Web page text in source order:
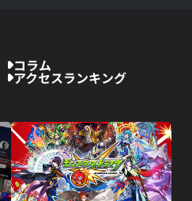
コラム
アクセスランキング